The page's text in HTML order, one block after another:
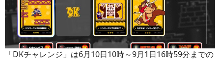
「DKチャレンジ」は6月10日10時～9月1日16時59分までの